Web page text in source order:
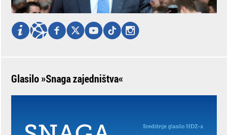
Glasilo »Snaga zajedništva«